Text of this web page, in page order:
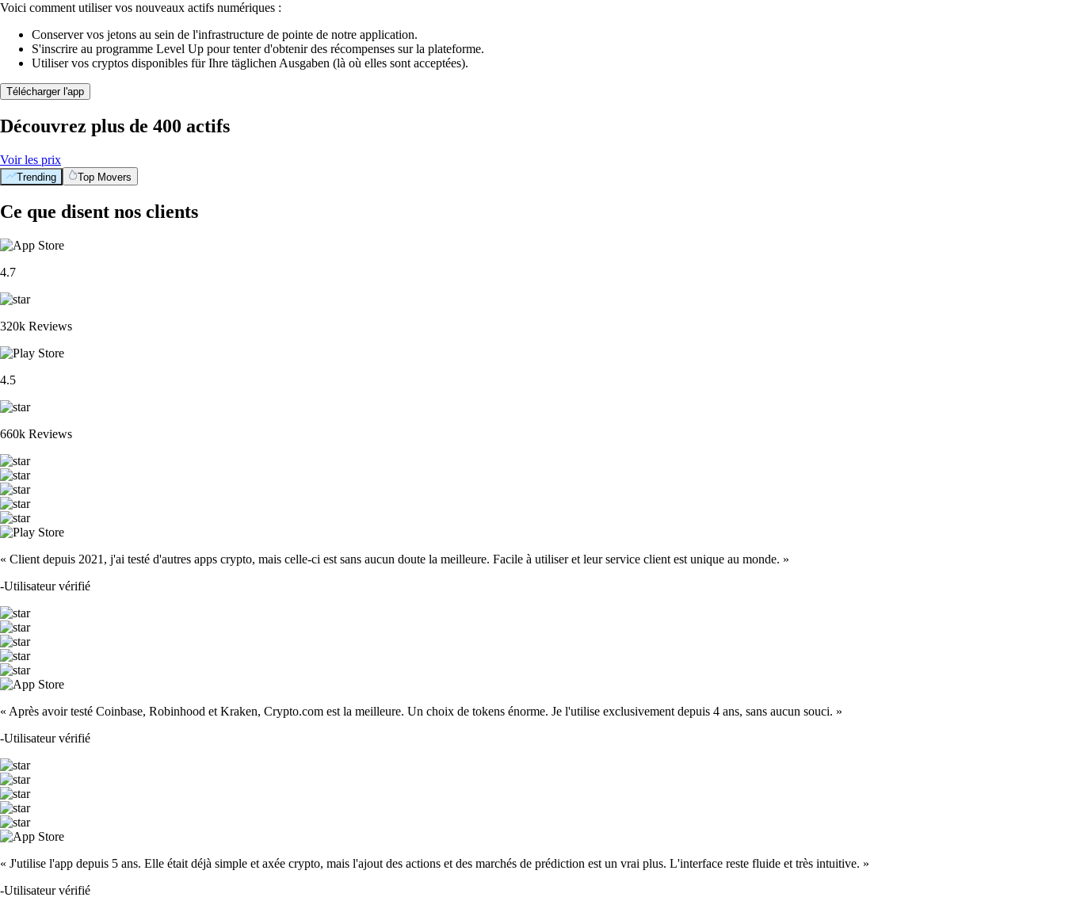
Voici comment utiliser vos nouveaux actifs numériques :
Conserver vos jetons au sein de l'infrastructure de pointe de notre application.
S'inscrire au programme Level Up pour tenter d'obtenir des récompenses sur la plateforme.
Utiliser vos cryptos disponibles für Ihre täglichen Ausgaben (là où elles sont acceptées).
Télécharger l'app
Découvrez plus de 400 actifs
Voir les prix
Trending Top Movers
Ce que disent nos clients
4.7
320k Reviews
4.5
660k Reviews
« Client depuis 2021, j'ai testé d'autres apps crypto, mais celle-ci est sans aucun doute la meilleure. Facile à utiliser et leur service client est unique au monde. »
-Utilisateur vérifié
« Après avoir testé Coinbase, Robinhood et Kraken, Crypto.com est la meilleure. Un choix de tokens énorme. Je l'utilise exclusivement depuis 4 ans, sans aucun souci. »
-Utilisateur vérifié
« J'utilise l'app depuis 5 ans. Elle était déjà simple et axée crypto, mais l'ajout des actions et des marchés de prédiction est un vrai plus. L'interface reste fluide et très intuitive. »
-Utilisateur vérifié